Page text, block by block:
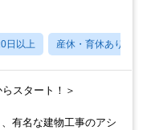
日以上 産休・育休あり
スタート！＞
有名な建物工事のアシ